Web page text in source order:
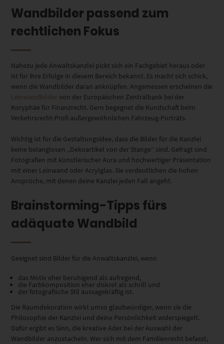
Wandbilder passend zum
rechtlichen Fokus
Nahezu jede Anwaltskanzlei pickt sich ein Fachgebiet heraus oder
ist für ihre Erfolge in diesem Bereich bekannt. Es macht sich schick,
wenn die Wandbilder daran anknüpfen. Angemessen erscheinen die
Leinwandbilder von der Europäischen Zentralbank bei der
Koryphäe für Finanzrecht. Gern begegnet die Kundschaft beim
Verkehrsrecht-Profi außergewöhnlichen Fahrzeug-Porträts.
Wichtig ist für die Gestaltungsidee, dass die Bilder für die Kanzlei
keine belanglosen „Dekoartikel von der Stange“ sind. Gefragt sind
Fotografien mit künstlerischer Aura und hochwertiger Präsentation
mit einer Leinwand oder Acrylglas. Sie verdeutlichen die hohen
Ansprüche, mit denen deine Kanzlei jeden Fall angeht.
Brainstorming-Tipps fürs
adäquate Wandbild
Geeignet sind Bilder für die Anwaltskanzlei, wenn
das Motiv eher beruhigend als aufregend,
die Farbkomposition eher diskret als schrill und
der fotografische Stil aussagekräftig ist.
Die Raumdekoration wirkt umso glaubwürdiger, wenn sie die
Philosophie der Kanzlei und deine Persönlichkeit widerspiegelt.
Dafür ergibt es Sinn, die kreative Ader bei der Auswahl der
Wandbilder anzustacheln. Wer sich mit dem Familienrecht befasst,